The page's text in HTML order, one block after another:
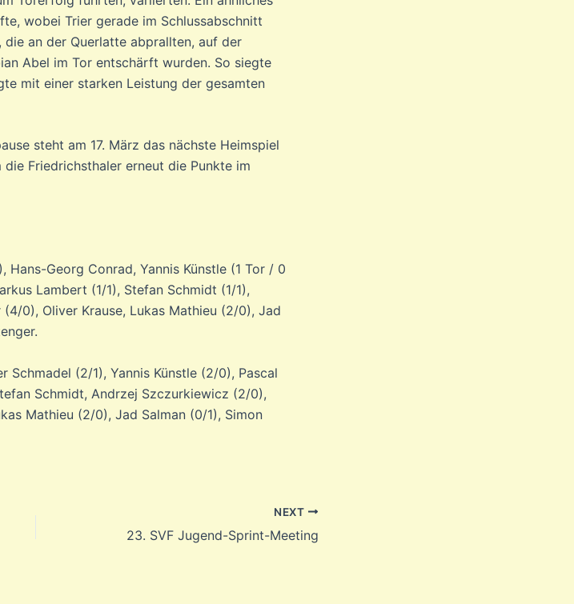
wobei Trier gerade im Schlussabschnitt
an der Querlatte abprallten, auf der
Abel im Tor entschärft wurden. So siegte
mit einer starken Leistung der gesamten
steht am 17. März das nächste Heimspiel
Friedrichsthaler erneut die Punkte im
Hans-Georg Conrad, Yannis Künstle (1 Tor / 0
Lambert (1/1), Stefan Schmidt (1/1),
0), Oliver Krause, Lukas Mathieu (2/0), Jad
Schmadel (2/1), Yannis Künstle (2/0), Pascal
Schmidt, Andrzej Szczurkiewicz (2/0),
Mathieu (2/0), Jad Salman (0/1), Simon
NEXT
23. SVF Jugend-Sprint-Meeting